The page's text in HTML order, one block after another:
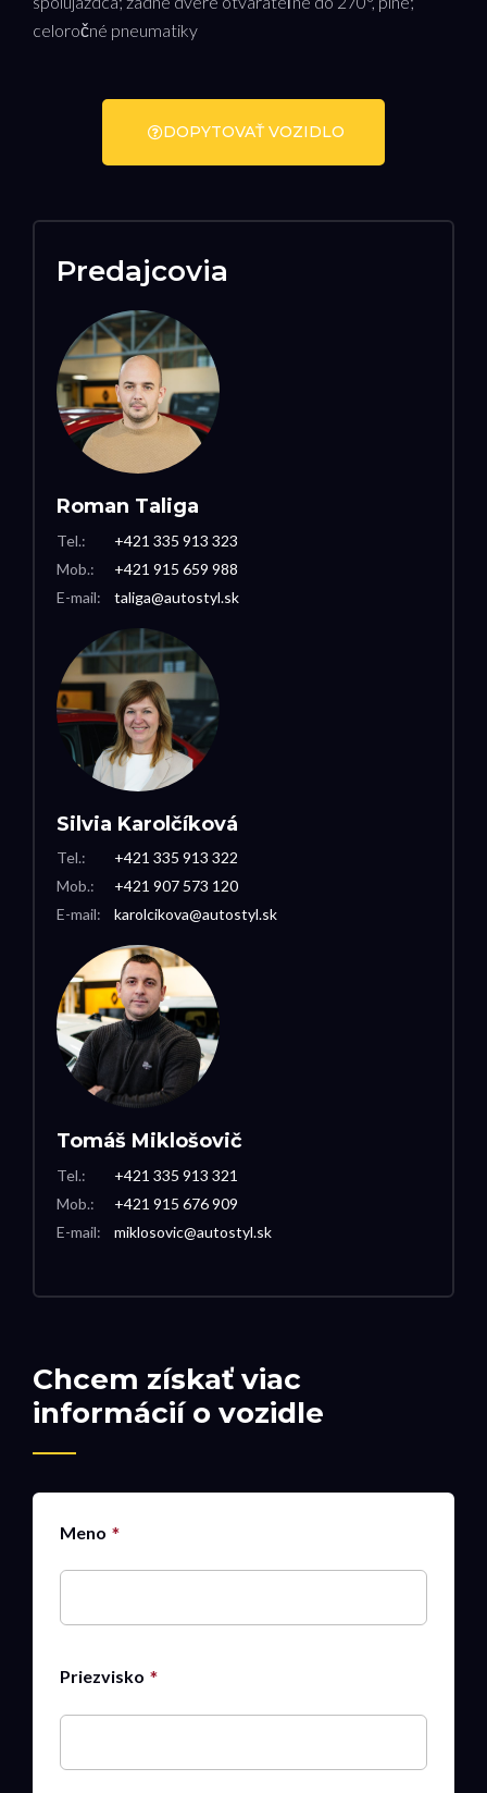
Chcem získať viac
informácií o vozidle
Meno
Priezvisko
celoročné pneumatiky
DOPYTOVAŤ VOZIDLO
Predajcovia
Roman Taliga
Tel.:
Mob.:
E-mail:
+421 335 913 323
+421 915 659 988
taliga@autostyl.sk
Silvia Karolčíková
Tel.:
Mob.:
E-mail:
+421 335 913 322
+421 907 573 120
karolcikova@autostyl.sk
Tomáš Miklošovič
Tel.:
Mob.:
E-mail:
+421 335 913 321
+421 915 676 909
miklosovic@autostyl.sk